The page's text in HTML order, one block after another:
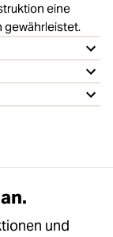
eine
gewährleistet.
und